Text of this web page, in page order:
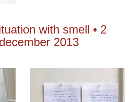
with smell • 2
2013